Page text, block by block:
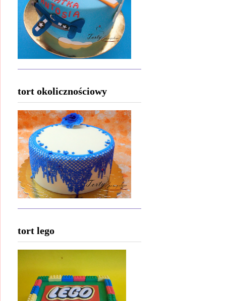
tort okolicznościowy
tort lego